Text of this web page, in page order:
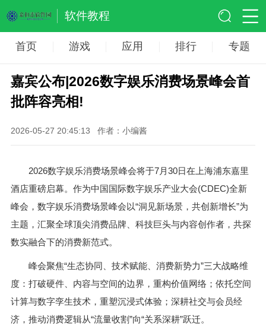
软件教程
首页 游戏 应用 排行 专题
嘉宾公布|2026数字娱乐消费场景峰会首
批阵容亮相!
2026-05-27 20:45:13 作者：小编酱
2026数字娱乐消费场景峰会将于7月30日在上海浦东嘉里
酒店重磅启幕。作为中国国际数字娱乐产业大会(CDEC)全新
峰会，数字娱乐消费场景峰会以“洞见新场景，共创新增长”为
主题，汇聚全球顶尖消费品牌、科技巨头与内容创作者，共探
数实融合下的消费新范式。
峰会聚焦“生态协同、技术赋能、消费新势力”三大战略维
度：打破硬件、内容与空间的边界，重构价值网络；依托空间
计算与数字孪生技术，重塑沉浸式体验；深耕社交与会员经
济，推动消费逻辑从“流量收割”向“关系深耕”跃迁。